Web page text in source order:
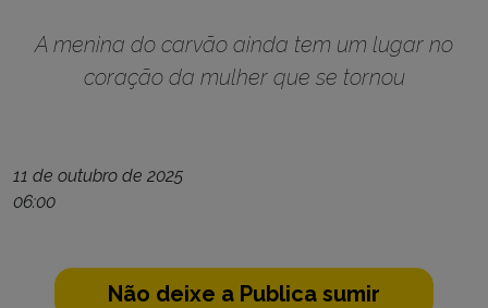
A menina do carvão ainda tem um lugar no
coração da mulher que se tornou
11 de outubro de 2025
06:00
Não deixe a Publica sumir